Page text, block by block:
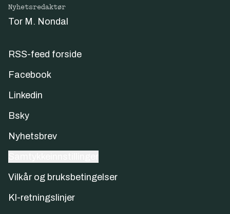
Nyhetsredaktør
Tor M. Nondal
RSS-feed forside
Facebook
Linkedin
Bsky
Nyhetsbrev
Vilkår og bruksbetingelser
KI-retningslinjer